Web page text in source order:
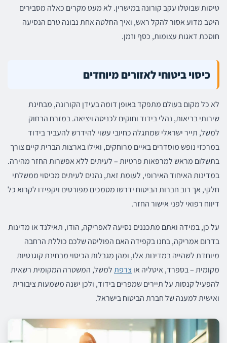
טיסות שבוטלו עקב קורונה במישרין. לא מעט מקרים כאלה מסבירים
היטב מדוע אסור להקל ראש, ואיך החלטה אחת נבונה טרם הנסיעה
חוסכת דאגות עצומות, כסף וזמן.
כיסוי ביטוחי לאזורים מיוחדים
לא כל מקום בעולם מתפקד באופן דומה בעידן הקורונה, מבחינת
שירותי בריאות, נהלי בידוד וחוקים לכניסה ויציאה. במזרח הרחוק
למשל, תייר ישראלי שמתגלה כחיובי עשוי להידרש להעביר בידוד
במרכזי נופש מוסדרים באיים מרוחקים, ואילו בארצות הברית קיים צורך
בתשלום מראש למרפאות פרטיות – לעיתים ללא אפשרות החזר מהירה.
במדינות האיחוד האירופי, לעומת זאת, נהנים לעיתים מכיסוי ממשלתי
חלקי, אך רוב חברות הביטוח ידרשו מסמכים מפורטים ויקפידו לקרוא כל
דיווח רפואי לפני אישור החזר.
על כן, במידה ואתם מתכננים נסיעה לאפריקה, הודו, תאילנד או מדינות
בדרום אמריקה, בחנו בקפידה האם הפוליסה שלכם כוללת הרחבה
מיוחדת לשהייה במדינות אלו, ומהן מגבלות הכיסוי מבחינת קוגנטיות
מקומית – בספרד, איטליה אוצרפתלמשל, המשטרה המקומית רשאית
להפעיל קנסות על תיירים שמפרים בידוד, ולכן ישנה משמעות ציבורית
ואישית למענה של חברת הביטוח בישראל.